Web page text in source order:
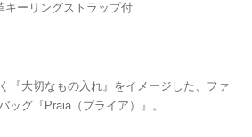
ーリングストラップ付
『大切なもの入れ』をイメージした、ファ
ッグ『Praia（プライア）』。